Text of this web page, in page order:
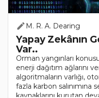
M. R. A. Dearing
Yapay Zekânın
Var..
Orman yangınları
enerji dağıtım ağlarını
algoritmaların varlığı,
fazla karbon salınımına
kaynaklarını kurutan